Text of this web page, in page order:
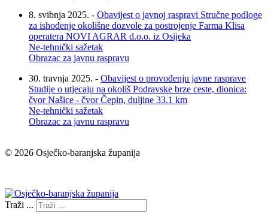
8. svibnja 2025. - Obavijest o javnoj raspravi Stručne podloge
za ishođenje okolišne dozvole za postrojenje Farma Klisa
operatera NOVI AGRAR d.o.o. iz Osijeka
Ne-tehnički sažetak
Obrazac za javnu raspravu
30. travnja 2025. - Obavijest o provođenju javne rasprave
Studije o utjecaju na okoliš Podravske brze ceste, dionica:
čvor Našice - čvor Čepin, duljine 33.1 km
Ne-tehnički sažetak
Obrazac za javnu raspravu
© 2026 Osječko-baranjska županija
Traži ...